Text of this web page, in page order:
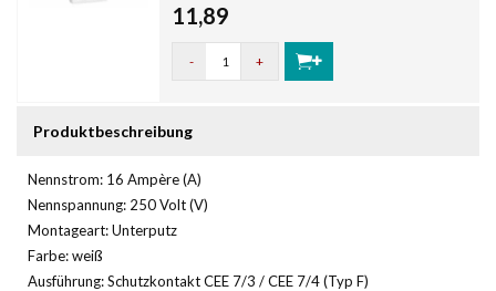
11,89
- +
Produktbeschreibung
Nennstrom: 16 Ampère (A)
Nennspannung: 250 Volt (V)
Montageart: Unterputz
Farbe: weiß
Ausführung: Schutzkontakt CEE 7/3 / CEE 7/4 (Typ F)